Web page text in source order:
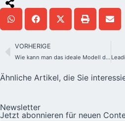
VORHERIGE
Wie kann man das ideale Modell der weiblichen Schönheit entdecken?
Ähnliche Artikel, die Sie
Newsletter
Jetzt abonnieren für neuen